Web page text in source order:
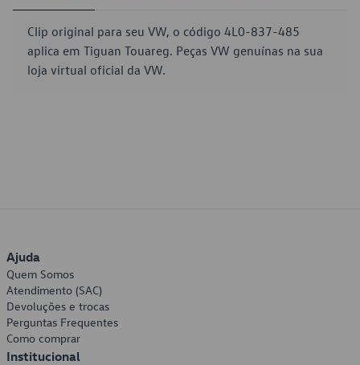
Clip original para seu VW, o código 4L0-837-485
aplica em Tiguan Touareg. Peças VW genuínas na sua
loja virtual oficial da VW.
Ajuda
Quem Somos
Atendimento (SAC)
Devoluções e trocas
Perguntas Frequentes
Como comprar
Institucional